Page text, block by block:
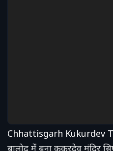
Chhattisgarh Kukurdev